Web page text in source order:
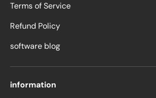
Terms of Service
Refund Policy
software blog
information